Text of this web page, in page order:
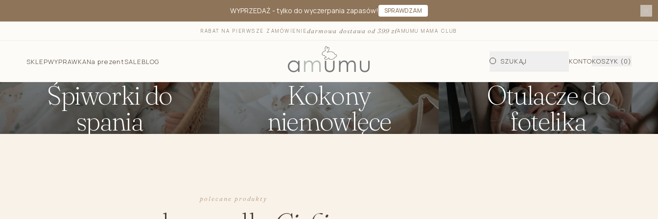
WYPRZEDAŻ - tylko do wyczerpania zapasów! SPRAWDZAM
RABAT NA PIERWSZE ZAMÓWIENIEdarmowa dostawa od 399 złAMUMU MAMA CLUB
SKLEP
Pościel dla dzieci
Śpiworki do spania
Otulacze i pieluszki bambusowe
Mata na przewijak
Akcesoria dla niemowląt
Otulacze do fotelika i gondoli
Otulacz do fotelika i gondoli jesienno - zimowy
WYPRAWKANa prezentSALEBLOG SZUKAJ KONTOKOSZYK (0)
Śpiworki do
spania
Kokony
niemowlęce
Otulacze do
fotelika
polecane produkty